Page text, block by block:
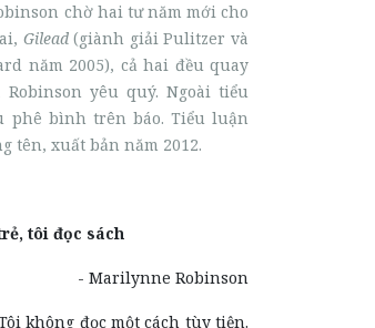
chờ hai tư năm mới cho
Gilead(giành giải Pulitzer và
năm 2005), cả hai đều quay
yêu quý. Ngoài tiểu
phê bình trên báo. Tiểu luận
tên, xuất bản năm 2012.
tôi đọc sách
- Marilynne Robinson
không đọc một cách tùy tiện.